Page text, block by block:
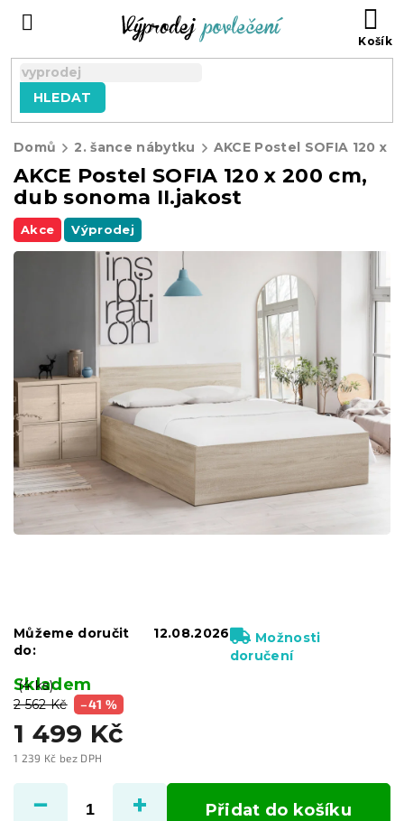
HLEDAT
Domů 2. šance nábytku
AKCE Postel SOFIA 120 x 200 cm,
dub sonoma II.jakost
Akce Výprodej
2 562 Kč –41 %
1 499 Kč
1 239 Kč bez DPH
cena:
Skladem
(4 ks)
Můžeme doručit
do:
12.08.2026
Možnosti
doručení
Přidat do košíku